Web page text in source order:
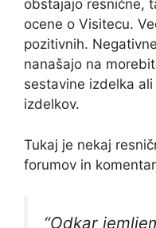
obstajajo resnične,
ocene o Visitecu.
pozitivnih.
nanašajo na
sestavine izdelka
izdelkov.
Tukaj je nekaj
forumov in
“Odkar